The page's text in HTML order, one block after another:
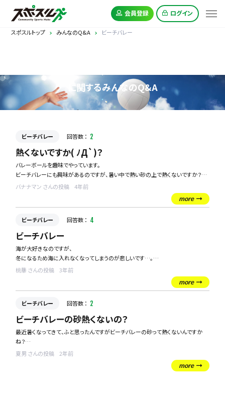
会員登録 ログイン
スポスルトップ みんなのQ&A ビーチバレー
に関するみんなのQ&A
ビーチバレー 回答数 ： 2
熱くないですか( ﾉД`)？
バレーボールを趣味でやっています。
ビーチバレーにも興味があるのですが、暑い中で熱い砂の上で熱くないですか？
やけどや熱中症などが怖いです、、、、
バナナマン さんの投稿
4年前
more
ビーチバレー 回答数 ： 4
ビーチバレー
海が大好きなのですが、
冬になるため海に入れなくなってしまうのが悲しいです…。
桃華 さんの投稿
3年前
more
ビーチバレー 回答数 ： 2
ビーチバレーの砂熱くないの？
最近暑くなってきて、ふと思ったんですがビーチバレーの砂って熱くないんですか
ね？
水でも撒いてるんでしょうか？
夏男 さんの投稿
2年前
more